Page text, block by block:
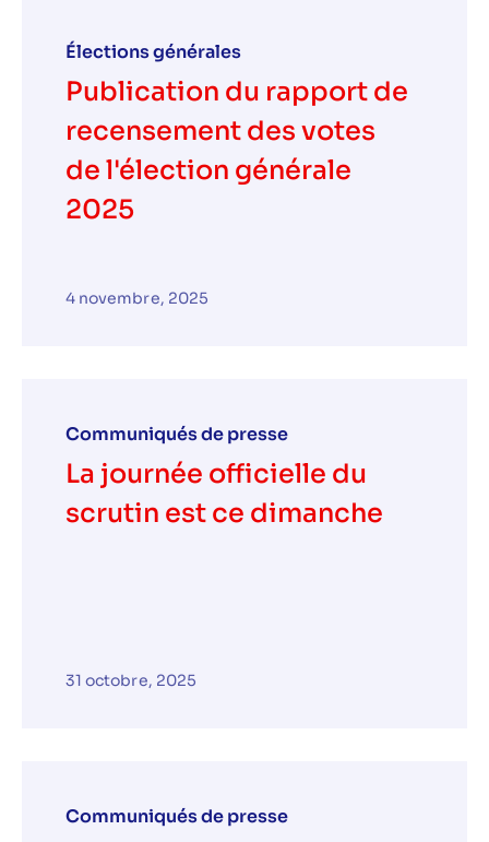
Élections générales
Publication du rapport de
recensement des votes
de l'élection générale
2025
4 novembre, 2025
Communiqués de presse
La journée officielle du
scrutin est ce dimanche
31 octobre, 2025
Communiqués de presse